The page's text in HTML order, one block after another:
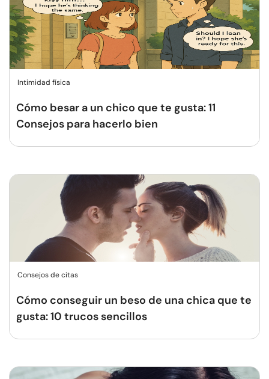
Intimidad física
Cómo besar a un chico que te gusta: 11
Consejos para hacerlo bien
Consejos de citas
Cómo conseguir un beso de una chica que te
gusta: 10 trucos sencillos